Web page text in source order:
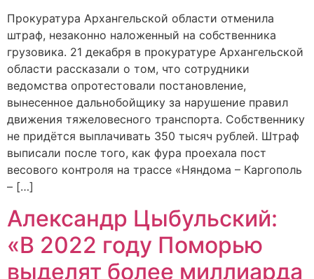
Прокуратура Архангельской области отменила
штраф, незаконно наложенный на собственника
грузовика. 21 декабря в прокуратуре Архангельской
области рассказали о том, что сотрудники
ведомства опротестовали постановление,
вынесенное дальнобойщику за нарушение правил
движения тяжеловесного транспорта. Собственнику
не придётся выплачивать 350 тысяч рублей. Штраф
выписали после того, как фура проехала пост
весового контроля на трассе «Няндома – Каргополь
– […]
Александр Цыбульский:
«В 2022 году Поморью
выделят более миллиарда